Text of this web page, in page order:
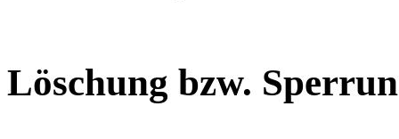
Löschung bzw.